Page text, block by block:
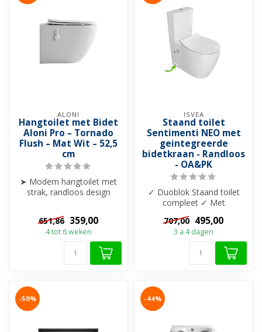
ALONI
Hangtoilet met Bidet
Aloni Pro – Tornado
Flush – Mat Wit – 52,5
cm
➤ Modern hangtoilet met
strak, randloos design
651,86 359,00
4 tot 6 weken
ISVEA
Staand toilet
Sentimenti NEO met
geintegreerde
bidetkraan - Randloos
- OA&PK
✓ Duoblok Staand toilet
compleet ✓ Met
(Koud) ✓ Randloo...
707,00 495,00
3 a 4 dagen
-50% -44%